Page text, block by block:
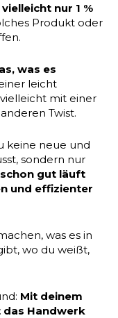
nur 1 %
Produkt oder
was es
leicht
mit einer
Twist.
keine neue und
sondern nur
gut läuft
und effizienter
was es in
wo du weißt,
Mit deinem
das Handwerk